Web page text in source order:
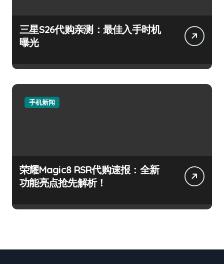
三星S26代购亲测：最佳入手时机
曝光
手机新闻
荣耀Magic8 RSR代购速报：全新
功能亮点抢先解析！